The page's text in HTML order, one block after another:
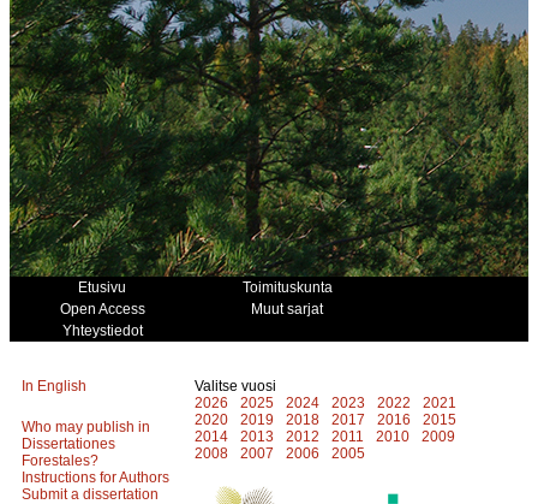
Etusivu
Toimituskunta
Open Access
Muut sarjat
Yhteystiedot
In English
Who may publish in
Dissertationes
Forestales?
Instructions for Authors
Submit a dissertation
Valitse vuosi
2026
2025 2024 2023 2022
2021
2020
2019 2018 2017 2016
2015
2014
2013 2012 2011 2010
2009
2008
2007 2006 2005